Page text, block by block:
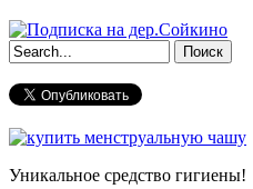
Форма поиска
Уникальное средство гигиены!